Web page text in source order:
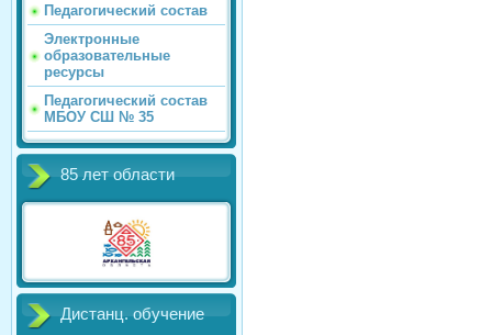
Педагогический состав
Электронные
образовательные
ресурсы
Педагогический состав
МБОУ СШ № 35
85 лет области
Дистанц. обучение